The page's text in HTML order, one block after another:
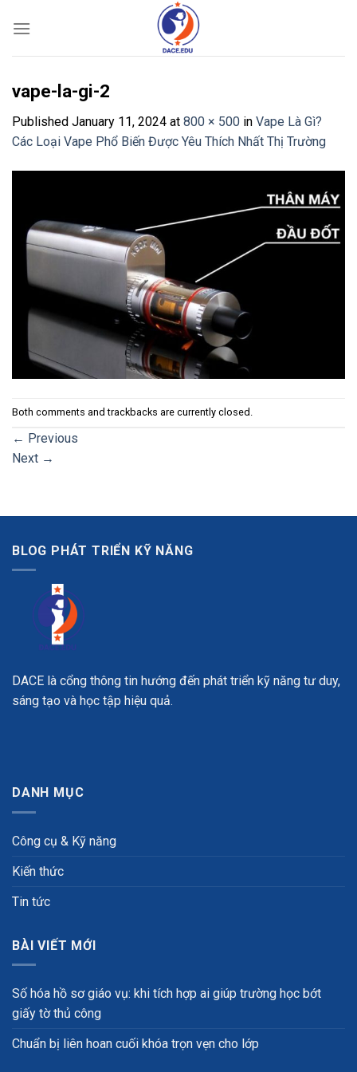
vape-la-gi-2
Published January 11, 2024 at 800 × 500 in Vape Là Gì?
Các Loại Vape Phổ Biến Được Yêu Thích Nhất Thị Trường
Both comments and trackbacks are currently closed.
← Previous
Next →
BLOG PHÁT TRIỂN KỸ NĂNG
DACE là cổng thông tin hướng đến phát triển kỹ năng tư duy,
sáng tạo và học tập hiệu quả.
DANH MỤC
Công cụ & Kỹ năng
Kiến thức
Tin tức
BÀI VIẾT MỚI
Số hóa hồ sơ giáo vụ: khi tích hợp ai giúp trường học bớt
giấy tờ thủ công
Chuẩn bị liên hoan cuối khóa trọn vẹn cho lớp